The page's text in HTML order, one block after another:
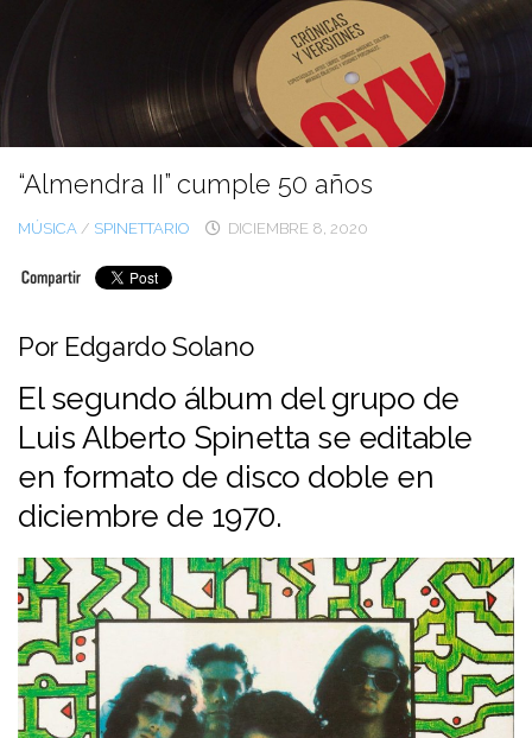
contenido
“Almendra II” cumple 50 años
MÚSICA / SPINETTARIO DICIEMBRE 8, 2020
Por Edgardo Solano
El segundo álbum del grupo de
Luis Alberto Spinetta se editable
en formato de disco doble en
diciembre de 1970.